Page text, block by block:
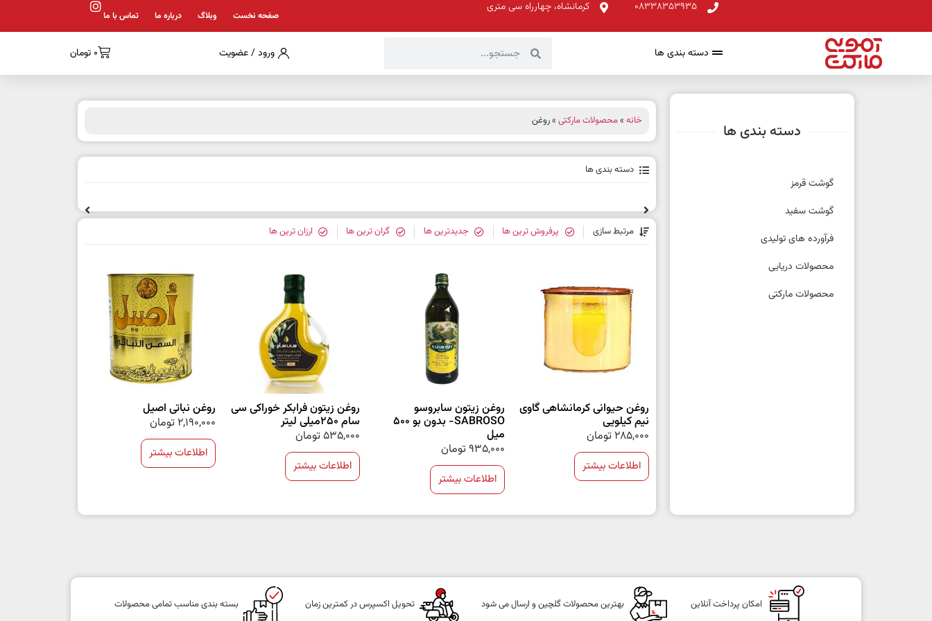
08338353935 کرمانشاه، چهارراه سی متری
صفحه نخست وبلاگ درباره ما تماس با ما
دسته بندی ها ورود / عضویت 0 تومان
دسته بندی ها
گوشت قرمز
گوشت سفید
فرآورده های تولیدی
محصولات دریایی
محصولات مارکتی
خانه»محصولات مارکتی» روغن
دسته بندی ها
مرتبط سازی پرفروش ترین ها جدیدترین ها گران ترین ها ارزان ترین ها
روغن حیوانی کرمانشاهی گاوی
نیم کیلویی
285,000 تومان
اطلاعات بیشتر
روغن زیتون سابروسو
SABROSO- بدون بو 500
میل
935,000تومان
اطلاعات بیشتر
روغن زیتون فرابکر خوراکی سی
سام 250میلی لیتر
535,000تومان
اطلاعات بیشتر
روغن نباتی اصیل
2,190,000 تومان
اطلاعات بیشتر
امکان پرداخت آنلاین بهترین محصولات گلچین و ارسال می شود تحویل اکسپرس در کمترین زمان بسته بندی مناسب تمامی محصولات